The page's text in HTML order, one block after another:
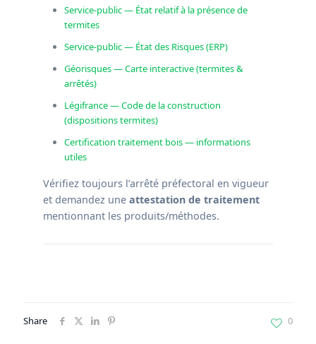
Service‑public — État relatif à la présence de
termites
Service‑public — État des Risques (ERP)
Géorisques — Carte interactive (termites &
arrêtés)
Légifrance — Code de la construction
(dispositions termites)
Certification traitement bois — informations
utiles
Vérifiez toujours l’arrêté préfectoral en vigueur
et demandez une attestation de traitement
mentionnant les produits/méthodes.
Share 0